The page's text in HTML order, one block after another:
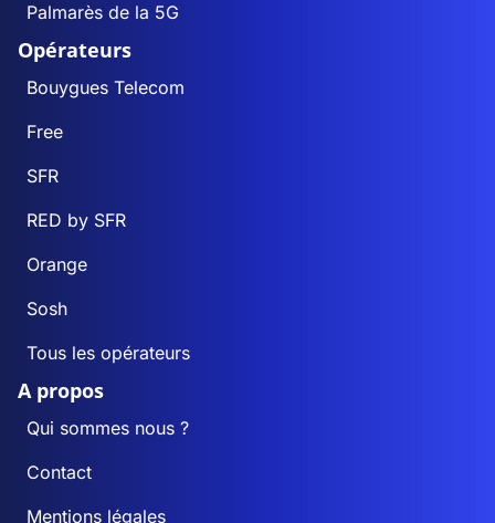
Palmarès de la 5G
Opérateurs
Bouygues Telecom
Free
SFR
RED by SFR
Orange
Sosh
Tous les opérateurs
A propos
Qui sommes nous ?
Contact
Mentions légales